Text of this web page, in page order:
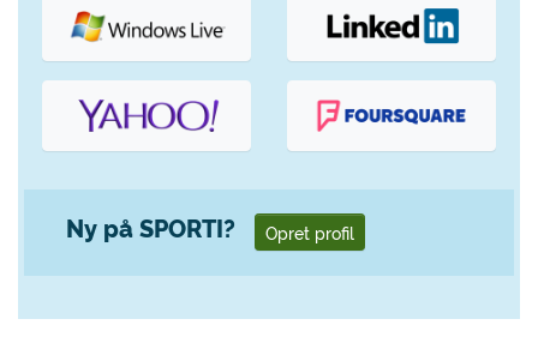
Ny på SPORTI? Opret profil